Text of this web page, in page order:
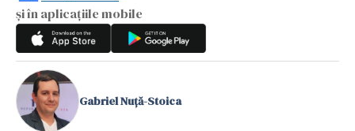
și în aplicațiile mobile
Gabriel Nuță-Stoica